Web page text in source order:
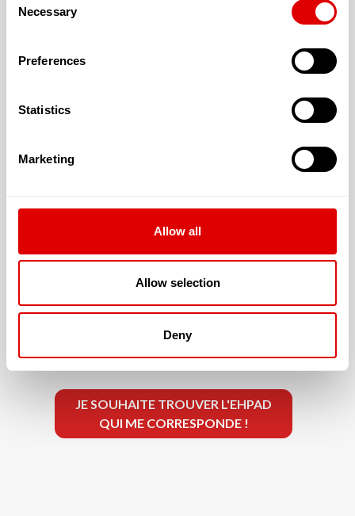
Selection
Necessary
Preferences
Statistics
Marketing
Allow all
Allow selection
Deny
En chambre simple : 140 €
Les tarifs de la dépendance sont les suivants :
G.I.R. 1 & 2 : 20.06 €
JE SOUHAITE TROUVER L'EHPAD
QUI ME CORRESPONDE !